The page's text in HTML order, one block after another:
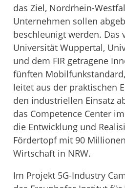
das Ziel, Nordrhein-
Unternehmen sollen
beschleunigt werden. Das
Universität Wuppertal,
und dem FIR getragene
fünften
leitet aus der praktischen
den industriellen Einsatz
das Competence Center
die Entwicklung und
Fördertopf mit 90
Wirtschaft in NRW.
Im Projekt 5G-Industry